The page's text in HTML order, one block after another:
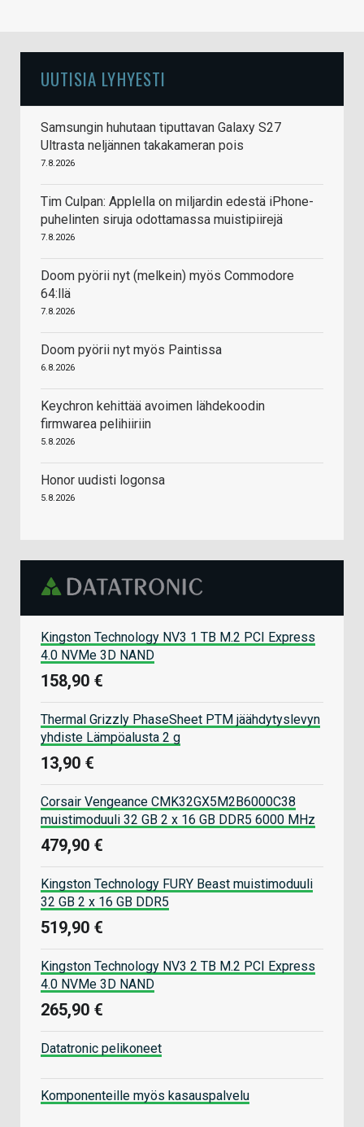
UUTISIA LYHYESTI
Samsungin huhutaan tiputtavan Galaxy S27
Ultrasta neljännen takakameran pois
7.8.2026
Tim Culpan: Applella on miljardin edestä iPhone-
puhelinten siruja odottamassa muistipiirejä
7.8.2026
Doom pyörii nyt (melkein) myös Commodore
64:llä
7.8.2026
Doom pyörii nyt myös Paintissa
6.8.2026
Keychron kehittää avoimen lähdekoodin
firmwarea pelihiiriin
5.8.2026
Honor uudisti logonsa
5.8.2026
Kingston Technology NV3 1 TB M.2 PCI Express
4.0 NVMe 3D NAND
158,90 €
Thermal Grizzly PhaseSheet PTM jäähdytyslevyn
yhdiste Lämpöalusta 2 g
13,90 €
Corsair Vengeance CMK32GX5M2B6000C38
muistimoduuli 32 GB 2 x 16 GB DDR5 6000 MHz
479,90 €
Kingston Technology FURY Beast muistimoduuli
32 GB 2 x 16 GB DDR5
519,90 €
Kingston Technology NV3 2 TB M.2 PCI Express
4.0 NVMe 3D NAND
265,90 €
Datatronic pelikoneet
Komponenteille myös kasauspalvelu